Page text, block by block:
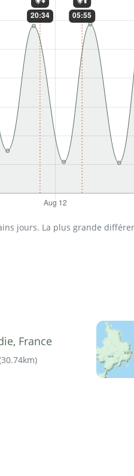
jours. La plus grande
France
30.74km)